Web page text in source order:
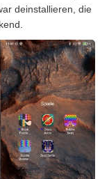
deinstallieren, die